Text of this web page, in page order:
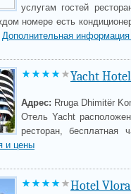
услугам гостей
номере есть
Дополнительная
Yacht Hotel
Адрес: Rruga Dhimitër
Отель Yacht
ресторан, бесплатная
и цены
Hotel